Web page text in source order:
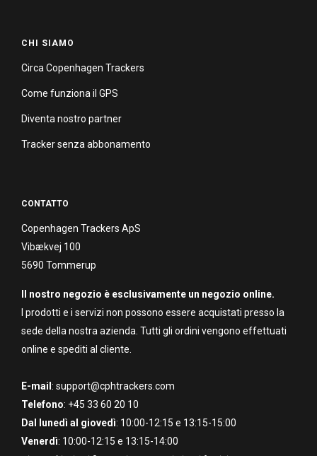
CHI SIAMO
Circa Copenhagen Trackers
Come funziona il GPS
Diventa nostro partner
Tracker senza abbonamento
CONTATTO
Copenhagen Trackers ApS
Vibækvej 100
5690 Tommerup
Il nostro negozio è esclusivamente un negozio online.
I prodotti e i servizi non possono essere acquistati presso la
sede della nostra azienda. Tutti gli ordini vengono effettuati
online e spediti al cliente.
E-mail : support@cphtrackers.com
Telefono: +45 33 60 20 10
Dal lunedì al giovedì: 10:00-12:15 e 13:15-15:00
Venerdì: 10:00-12:15 e 13:15-14:00